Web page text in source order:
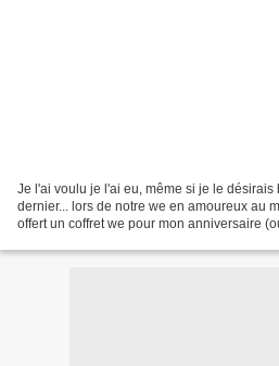
Je l'ai voulu je l'ai eu, même si je le désirais
dernier... lors de notre we en amoureux au
offert un coffret we pour mon anniversaire